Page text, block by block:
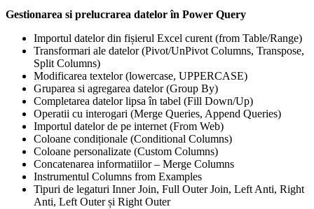
Gestionarea si prelucrarea datelor în Power Query
Importul datelor din fișierul Excel curent (from Table/Range)
Transformari ale datelor (Pivot/UnPivot Columns, Transpose,
Split Columns)
Modificarea textelor (lowercase, UPPERCASE)
Gruparea si agregarea datelor (Group By)
Completarea datelor lipsa în tabel (Fill Down/Up)
Operatii cu interogari (Merge Queries, Append Queries)
Importul datelor de pe internet (From Web)
Coloane condiționale (Conditional Columns)
Coloane personalizate (Custom Columns)
Concatenarea informatiilor – Merge Columns
Instrumentul Columns from Examples
Tipuri de legaturi Inner Join, Full Outer Join, Left Anti, Right
Anti, Left Outer și Right Outer